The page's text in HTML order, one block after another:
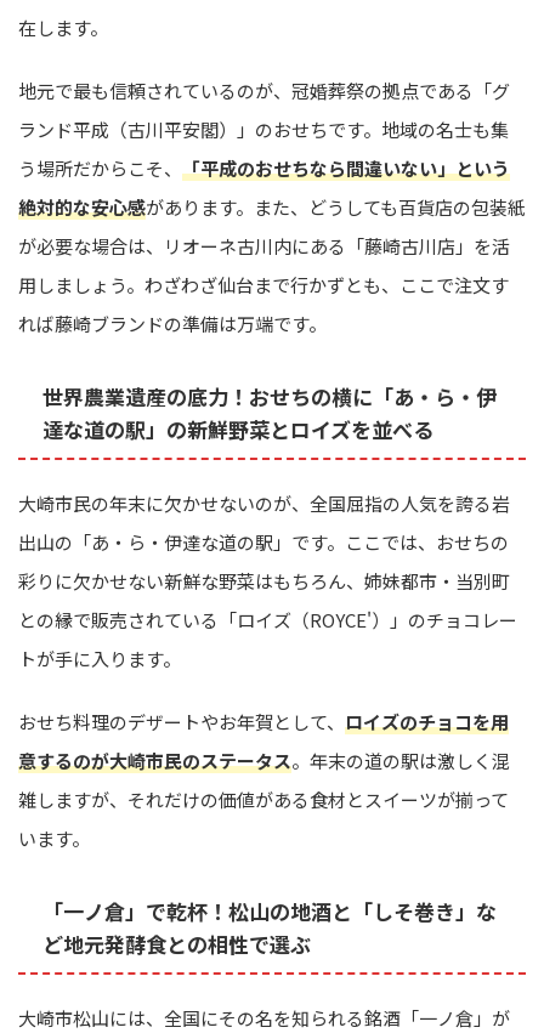
在します。
地元で最も信頼されているのが、冠婚葬祭の拠点である「グ
ランド平成（古川平安閣）」のおせちです。地域の名士も集
う場所だからこそ、 「平成のおせちなら間違いない」という
絶対的な安心感があります。また、どうしても百貨店の包装紙
が必要な場合は、リオーネ古川内にある「藤崎古川店」を活
用しましょう。わざわざ仙台まで行かずとも、ここで注文す
れば藤崎ブランドの準備は万端です。
世界農業遺産の底力！おせちの横に「あ・ら・伊
達な道の駅」の新鮮野菜とロイズを並べる
大崎市民の年末に欠かせないのが、全国屈指の人気を誇る岩
出山の「あ・ら・伊達な道の駅」です。ここでは、おせちの
彩りに欠かせない新鮮な野菜はもちろん、姉妹都市・当別町
との縁で販売されている「ロイズ（ROYCE'）」のチョコレー
トが手に入ります。
おせち料理のデザートやお年賀として、 ロイズのチョコを用
意するのが大崎市民のステータス。年末の道の駅は激しく混
雑しますが、それだけの価値がある食材とスイーツが揃って
います。
「一ノ倉」で乾杯！松山の地酒と「しそ巻き」な
ど地元発酵食との相性で選ぶ
大崎市松山には、全国にその名を知られる銘酒「一ノ倉」が